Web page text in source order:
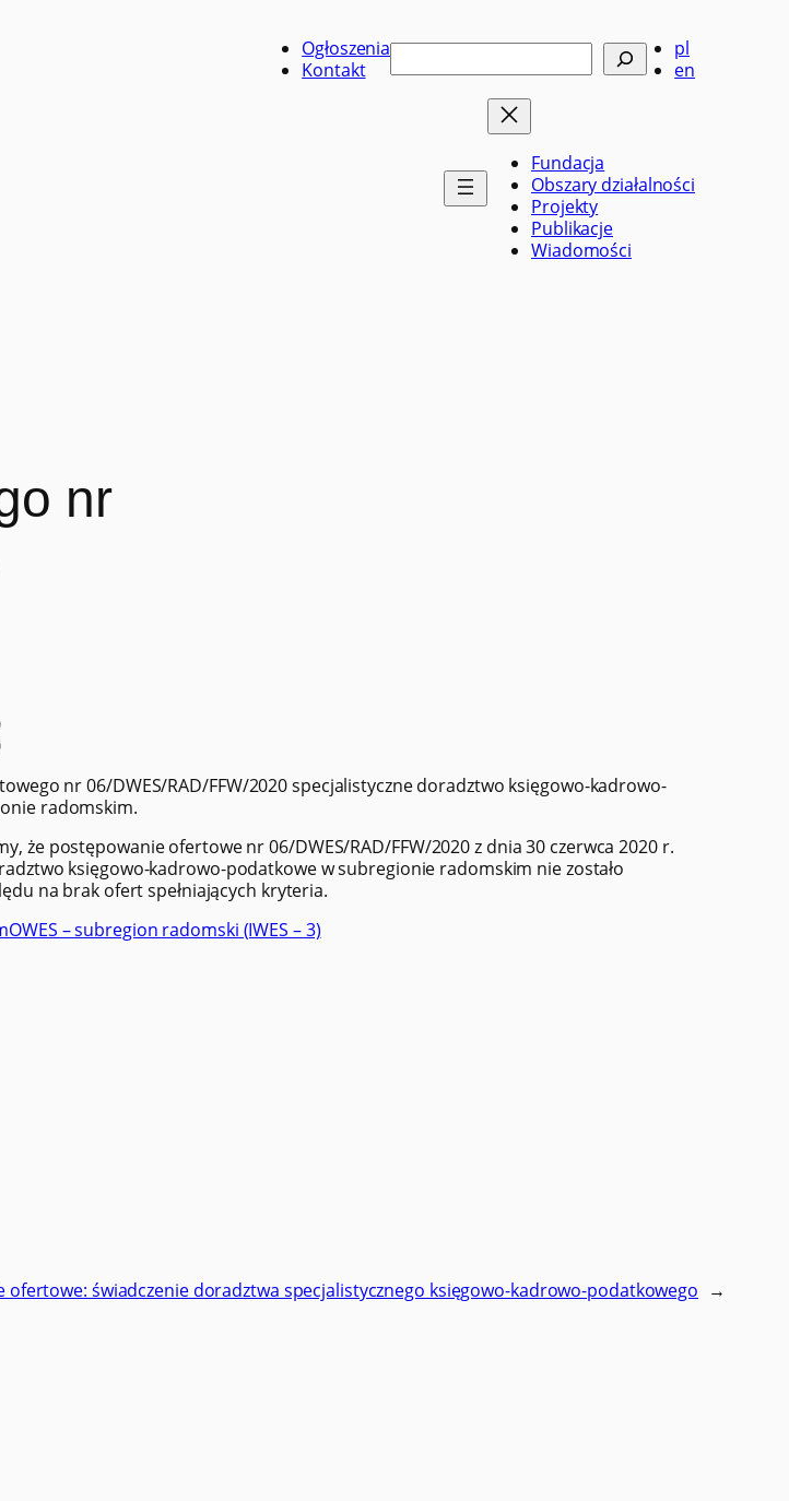
Ogłoszenia
Kontakt
Szukaj
pl
en
Fundacja
Obszary działalności
Projekty
Publikacje
Wiadomości
nr
nr 06/DWES/RAD/FFW/2020 specjalistyczne doradztwo księgowo-kadrowo-
radomskim.
że postępowanie ofertowe nr 06/DWES/RAD/FFW/2020 z dnia 30 czerwca 2020 r.
księgowo-kadrowo-podatkowe w subregionie radomskim nie zostało
na brak ofert spełniających kryteria.
– subregion radomski (IWES – 3)
ofertowe: świadczenie doradztwa specjalistycznego księgowo-kadrowo-podatkowego →